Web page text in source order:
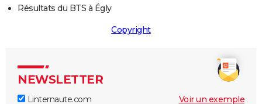
Résultats du BTS à Égly
Copyright
NEWSLETTER
Linternaute.com Voir un exemple